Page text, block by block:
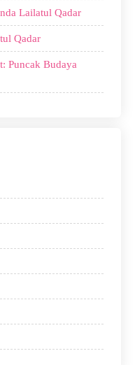
Lailatul Qadar
Qadar
Puncak Budaya